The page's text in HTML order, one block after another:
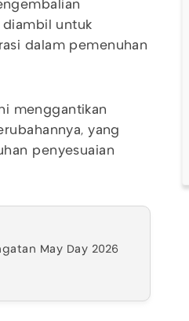
diambil untuk
dalam pemenuhan
menggantikan
yang
penyesuaian
May Day 2026